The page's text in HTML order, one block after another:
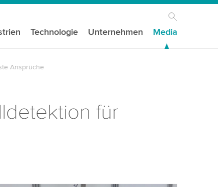
Technologie Unternehmen Media
Ansprüche
für